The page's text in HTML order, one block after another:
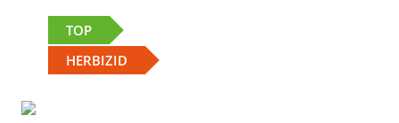
TOP
HERBIZID